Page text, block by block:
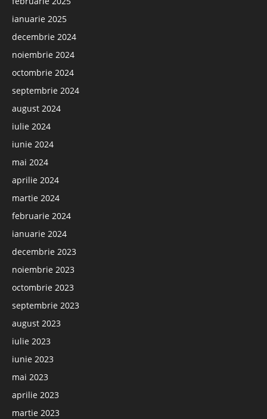
ianuarie 2025
decembrie 2024
noiembrie 2024
octombrie 2024
septembrie 2024
august 2024
iulie 2024
iunie 2024
mai 2024
aprilie 2024
martie 2024
februarie 2024
ianuarie 2024
decembrie 2023
noiembrie 2023
octombrie 2023
septembrie 2023
august 2023
iulie 2023
iunie 2023
mai 2023
aprilie 2023
martie 2023